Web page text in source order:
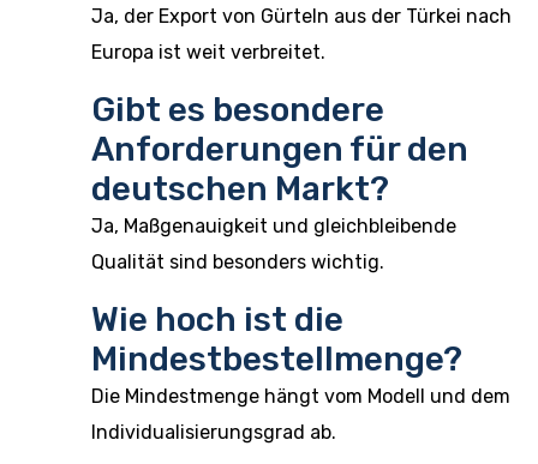
Ja, der Export von Gürteln aus der Türkei nach
Europa ist weit verbreitet.
Gibt es besondere
Anforderungen für den
deutschen Markt?
Ja, Maßgenauigkeit und gleichbleibende
Qualität sind besonders wichtig.
Wie hoch ist die
Mindestbestellmenge?
Die Mindestmenge hängt vom Modell und dem
Individualisierungsgrad ab.